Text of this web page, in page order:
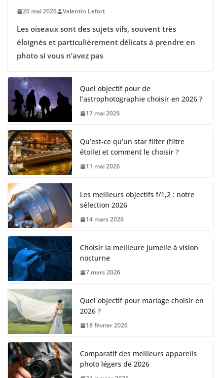
20 mai 2026 Valentin Lefort
Les oiseaux sont des sujets vifs, souvent très
éloignés et particulièrement délicats à prendre en
photo si vous n’avez pas
Quel objectif pour de
l’astrophotographie choisir en 2026 ?
17 mai 2026
Qu’est-ce qu’un star filter (filtre
étoile) et comment le choisir ?
11 mai 2026
Les meilleurs objectifs f/1,2 : notre
sélection 2026
14 mars 2026
Choisir la meilleure jumelle à vision
nocturne
7 mars 2026
Quel objectif pour mariage choisir en
2026 ?
18 février 2026
Comparatif des meilleurs appareils
photo légers de 2026